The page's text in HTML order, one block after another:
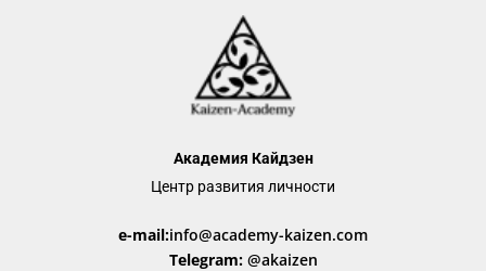
Академия Кайдзен
Центр развития личности
e-mail:info@academy-kaizen.com
Telegram:@akaizen